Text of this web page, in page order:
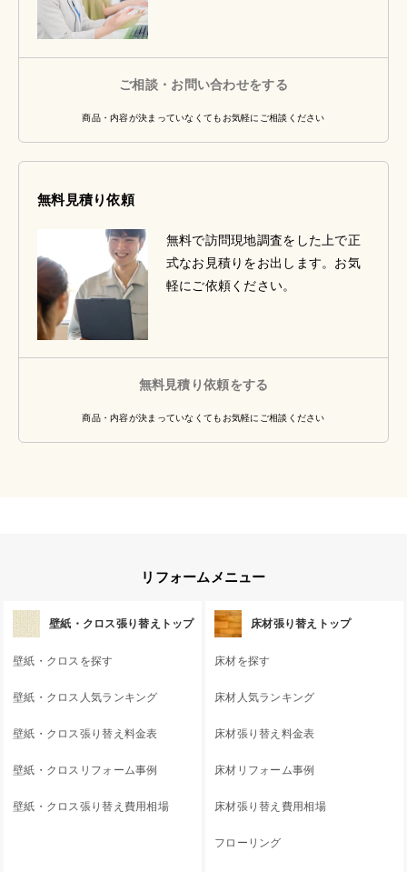
ご相談・お問い合わせをする
商品・内容が決まっていなくてもお気軽にご相談ください
無料見積り依頼
無料で訪問現地調査をした上で正
式なお見積りをお出します。お気
軽にご依頼ください。
無料見積り依頼をする
商品・内容が決まっていなくてもお気軽にご相談ください
リフォームメニュー
壁紙・クロス張り替えトップ
壁紙・クロスを探す
壁紙・クロス人気ランキング
壁紙・クロス張り替え料金表
壁紙・クロスリフォーム事例
壁紙・クロス張り替え費用相場
床材張り替えトップ
床材を探す
床材人気ランキング
床材張り替え料金表
床材リフォーム事例
床材張り替え費用相場
フローリング